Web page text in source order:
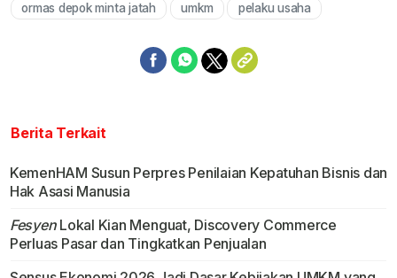
ormas depok minta jatah umkm pelaku usaha
Berita Terkait
KemenHAM Susun Perpres Penilaian Kepatuhan Bisnis dan
Hak Asasi Manusia
FesyenLokal Kian Menguat, Discovery Commerce
Perluas Pasar dan Tingkatkan Penjualan